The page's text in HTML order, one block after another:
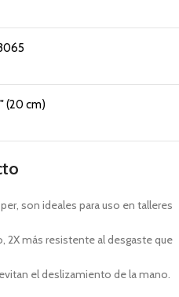
(20 cm)
son ideales para uso en talleres
2X más resistente al desgaste que
el deslizamiento de la mano.